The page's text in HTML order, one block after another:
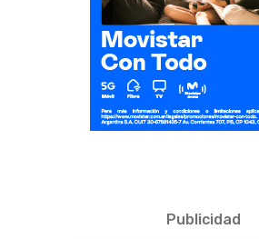
Publicidad